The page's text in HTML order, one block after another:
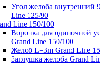
Угол желоба внутренний
Line 125/90
Line 150/100
Воронка для одиночной
Grand Line 150/100
Желоб L=3m Grand Line
Заглушка желоба Grand